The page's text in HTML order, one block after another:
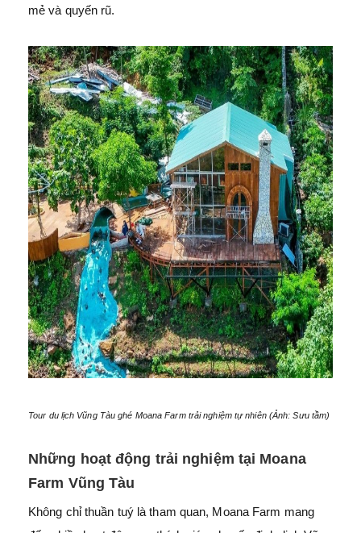
mẻ và quyến rũ.
Tour du lịch Vũng Tàu ghé Moana Farm trải nghiệm tự nhiên (Ảnh: Sưu tầm)
Những hoạt động trải nghiệm tại Moana
Farm Vũng Tàu
Không chỉ thuần tuý là tham quan, Moana Farm mang